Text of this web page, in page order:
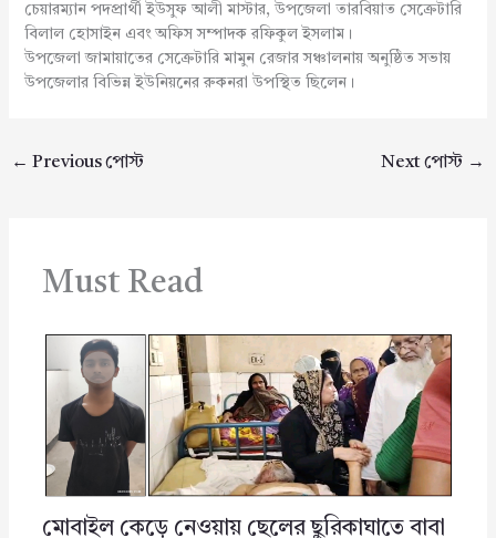
চেয়ারম্যান পদপ্রার্থী ইউসুফ আলী মাস্টার, উপজেলা তারবিয়াত সেক্রেটারি
বিলাল হোসাইন এবং অফিস সম্পাদক রফিকুল ইসলাম।
উপজেলা জামায়াতের সেক্রেটারি মামুন রেজার সঞ্চালনায় অনুষ্ঠিত সভায়
উপজেলার বিভিন্ন ইউনিয়নের রুকনরা উপস্থিত ছিলেন।
← Previous পোস্ট Next পোস্ট →
Must Read
মোবাইল কেড়ে নেওয়ায় ছেলের ছুরিকাঘাতে বাবা